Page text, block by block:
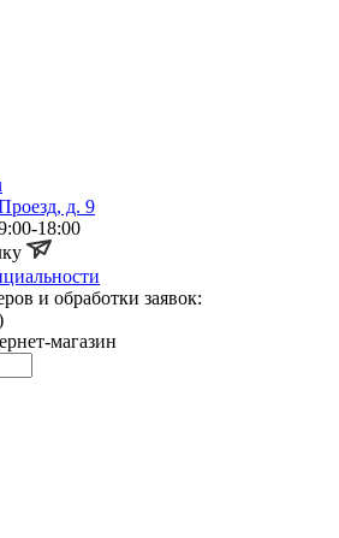
д. 9
18:00
и обработки заявок:
магазин